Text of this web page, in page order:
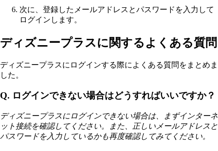
次に、登録したメールアドレスとパスワードを入力して
ログインします。
ディズニープラスに関するよくある質問
ディズニープラスにログインする際によくある質問をまとめま
した。
Q. ログインできない場合はどうすればいいですか？
ディズニープラスにログインできない場合は、まずインターネ
ット接続を確認してください。また、正しいメールアドレスと
パスワードを入力しているかも再度確認してみてください。